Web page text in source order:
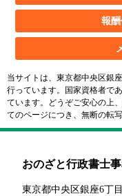
報
当サイトは、東京都中央区銀
行っています。国家資格者で
ています。どうぞご安心の上
てのページにつき、無断の転
おのざと行政書士
東京都中央区銀座6丁